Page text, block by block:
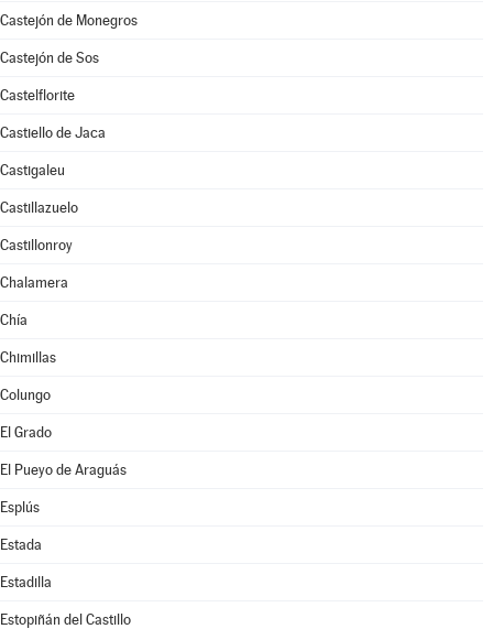
Castejón de Monegros
Castejón de Sos
Castelflorite
Castiello de Jaca
Castigaleu
Castillazuelo
Castillonroy
Chalamera
Chía
Chimillas
Colungo
El Grado
El Pueyo de Araguás
Esplús
Estada
Estadilla
Estopiñán del Castillo